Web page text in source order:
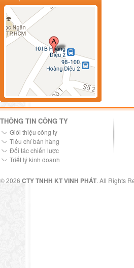
THÔNG TIN CÔNG TY
Giới thiệu công ty
Tiêu chí bán hàng
Đối tác chiến lược
Triết lý kinh doanh
© 2026 CTY TNHH KT VINH PHÁT. All Rights